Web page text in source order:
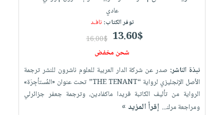
عادي
توفر الكتاب: نافـد
13.60$
16.00$
شحن مخفض
نبذة الناشر: صدر عن شركة الدار العربية للعلوم ناشرون للنشر ترجمة
الأصل الإنجليزي لرواية “THE TENANT” تحت عنوان «المُستأجِرَة»
الرواية من تأليف الكاتبة فريدا ماكفادين، وترجمة جعفر جزائرلي
ومراجعة مرك... إقرأ المزيد »